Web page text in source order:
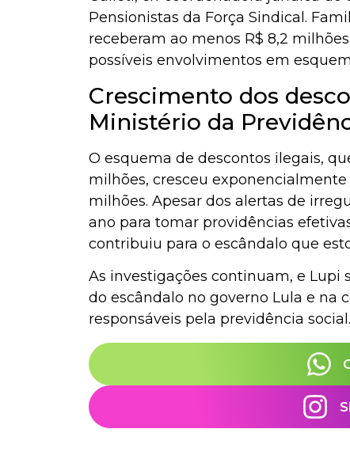
Pensionistas da Força Sindical.
receberam ao menos R$ 8,2
possíveis envolvimentos em
Crescimento dos
Ministério da
O esquema de descontos ilegais,
milhões, cresceu
milhões. Apesar dos alertas de
ano para tomar providências
contribuiu para o escândalo que
As investigações continuam, e Lupi
do escândalo no governo Lula e na
responsáveis pela previdência social.